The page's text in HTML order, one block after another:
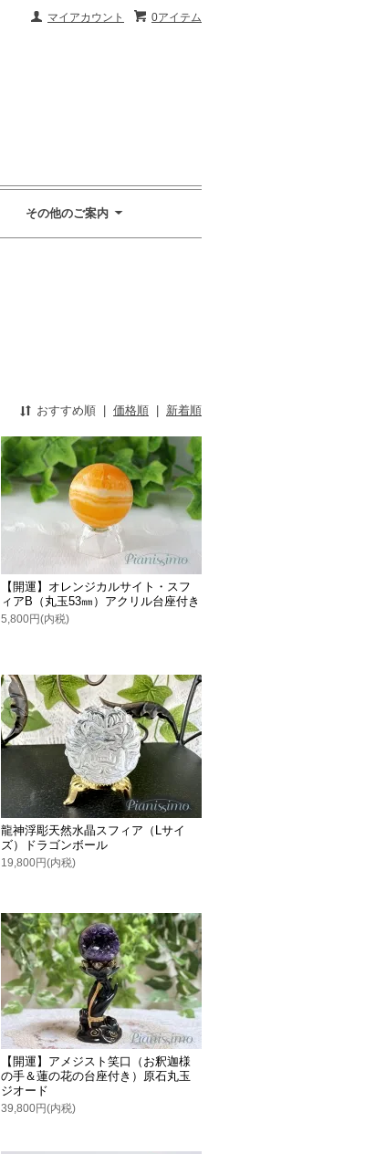
0アイテム
マイアカウント
その他のご案内
おすすめ順 | 価格順 | 新着順
【開運】オレンジカルサイト・スフ
ィアB（丸玉53㎜）アクリル台座付き
5,800円(内税)
龍神浮彫天然水晶スフィア（Lサイ
ズ）ドラゴンボール
19,800円(内税)
【開運】アメジスト笑口（お釈迦様
の手＆蓮の花の台座付き）原石丸玉
ジオード
39,800円(内税)